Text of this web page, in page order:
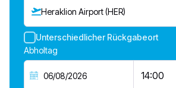
Heraklion Airport (HER)
Unterschiedlicher Rückgabeort
Abholtag
14:00